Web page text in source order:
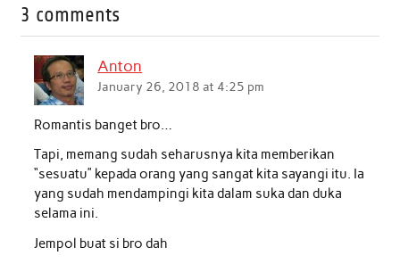
e
o
o
k
t
t
A
p
n
3 comments
Anton
January 26, 2018 at 4:25 pm
Romantis banget bro…
Tapi, memang sudah seharusnya kita memberikan
“sesuatu” kepada orang yang sangat kita sayangi itu. Ia
yang sudah mendampingi kita dalam suka dan duka
selama ini.
Jempol buat si bro dah